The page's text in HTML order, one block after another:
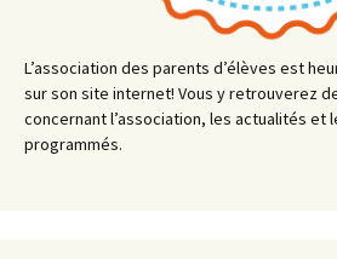
L’association des parents d’élèves est
sur son site internet! Vous y retrouverez
concernant l’association, les actualités et
programmés.